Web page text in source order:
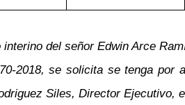
del señor Edwin Arce
2018, se solicita se tenga
Siles, Director Ejecutivo,